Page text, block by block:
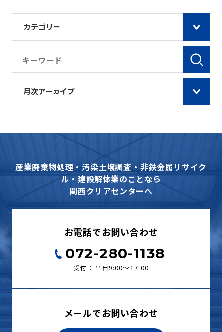
カテゴリー
月次アーカイブ
産業廃棄物処理・汚染土壌調査・非鉄金属リサイク
ル・建設解体業のことなら
関西クリアセンターへ
お電話でお問い合わせ
072-280-1138
受付：平日9:00〜17:00
メールでお問い合わせ